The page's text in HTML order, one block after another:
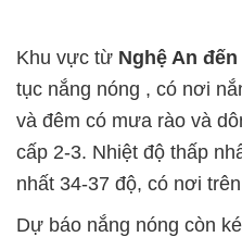
Khu vực từ Nghệ An
tục nắng nóng , có nơi
và đêm có mưa rào và
cấp 2-3. Nhiệt độ thấp
nhất 34-37 độ, có nơi
Dự báo nắng nóng còn